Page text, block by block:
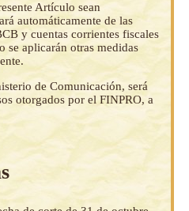
Artículo sean
automáticamente de las
y cuentas corrientes fiscales
se aplicarán otras medidas
de Comunicación, será
otorgados por el FINPRO, a